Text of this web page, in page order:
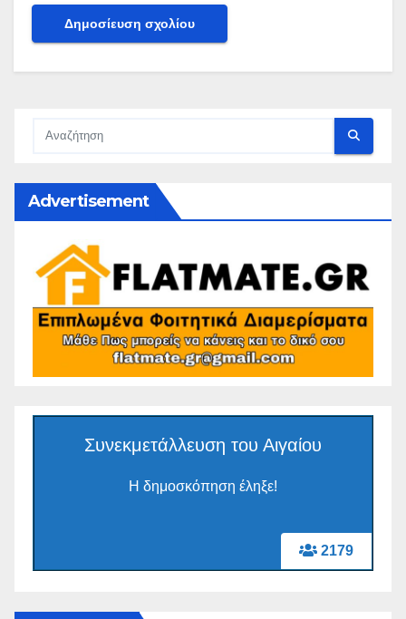
Advertisement
2179
Συνεκμετάλλευση του Αιγαίου
Η δημοσκόπηση έληξε!